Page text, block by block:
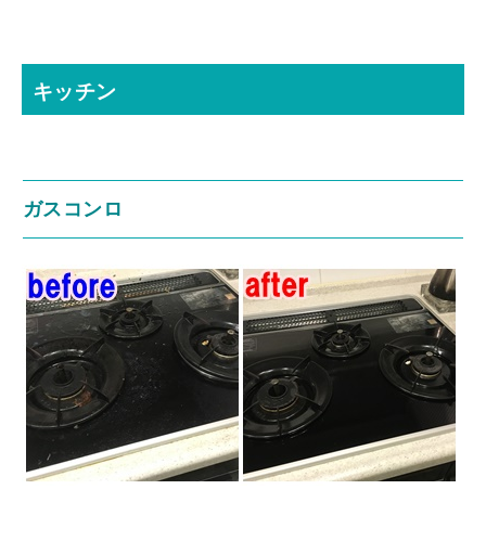
キッチン
ガスコンロ